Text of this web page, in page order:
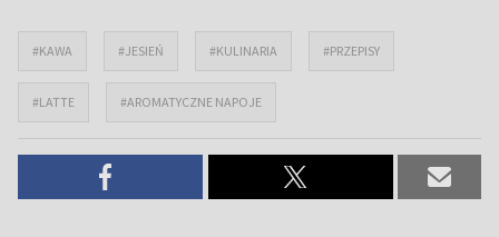
#KAWA #JESIEŃ #KULINARIA #PRZEPISY
#LATTE #AROMATYCZNE NAPOJE